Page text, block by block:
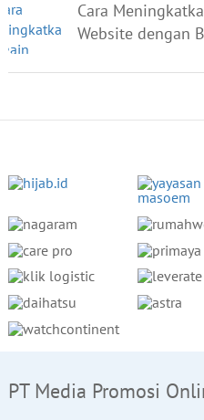
Cara
Website dengan
PT Media Promosi